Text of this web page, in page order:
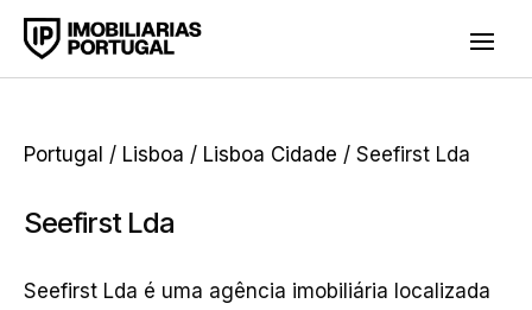
Portugal / Lisboa / Lisboa Cidade / Seefirst Lda
Seefirst Lda
Seefirst Lda é uma agência imobiliária localizada